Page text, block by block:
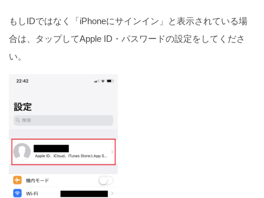
【バイブのみも可】iPhoneのアラームのバイブ設
もしIDではなく「iPhoneにサインイン」と表示されている場
合は、タップしてApple ID・パスワードの設定をしてくださ
い。